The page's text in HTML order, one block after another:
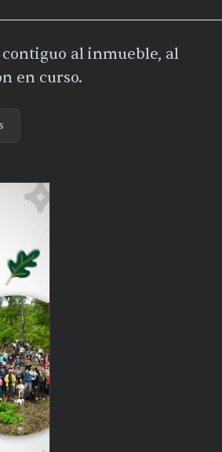
al inmueble, al
en curso.